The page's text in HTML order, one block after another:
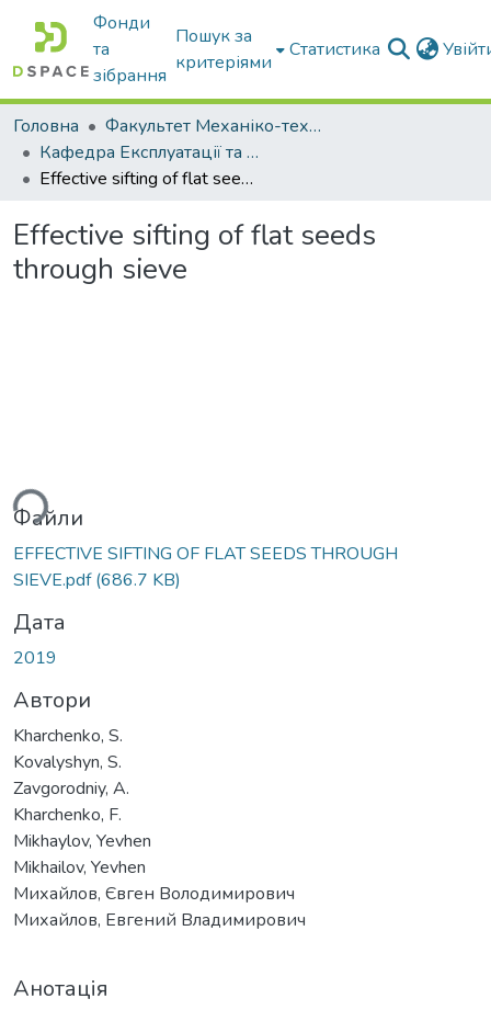
Фонди
та
зібрання
Пошук за
критеріями
Статистика
Головна
Факультет Механіко-технологічний
Кафедра Експлуатації та технічного сервісу машин
Effective sifting of flat seeds through sieve
Effective sifting of flat seeds
through sieve
Файли
EFFECTIVE SIFTING OF FLAT SEEDS THROUGH
SIEVE.pdf(686.7 KB)
Дата
2019
Автори
Kharchenko, S.
Kovalyshyn, S.
Zavgorodniy, A.
Kharchenko, F.
Mikhaylov, Yevhen
Mikhailov, Yevhen
Михайлов, Євген Володимирович
Михайлов, Евгений Владимирович
Анотація